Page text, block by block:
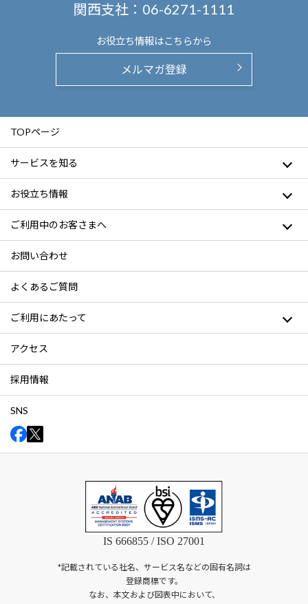
関西支社： 06-6271-1111
お役立ち情報はこちらから
メルマガ登録
TOPページ
サービスを知る
お役立ち情報
ご利用中のお客さまへ
お問い合わせ
よくあるご質問
ご利用にあたって
アクセス
採用情報
SNS
IS 666855 / ISO 27001
*記載されている社名、サービス名などの固有名詞は
登録商標です。
なお、本文および図表中において、